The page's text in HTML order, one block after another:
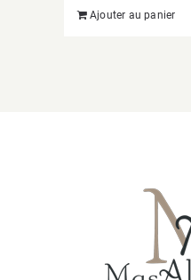
Ajouter au panier